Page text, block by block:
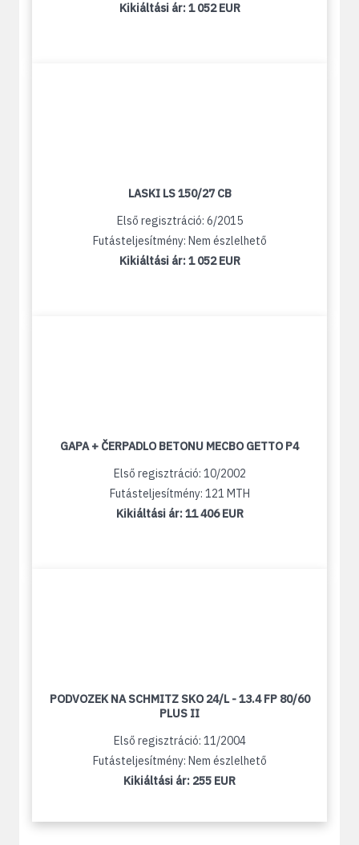
Kikiáltási ár:1 052 EUR
LASKI LS 150/27 CB
Első regisztráció: 6/2015
Futásteljesítmény: Nem észlelhető
Kikiáltási ár:1 052 EUR
GAPA + ČERPADLO BETONU MECBO GETTO P4
Első regisztráció: 10/2002
Futásteljesítmény: 121 MTH
Kikiáltási ár:11 406 EUR
PODVOZEK NA SCHMITZ SKO 24/L - 13.4 FP 80/60
PLUS II
Első regisztráció: 11/2004
Futásteljesítmény: Nem észlelhető
Kikiáltási ár: 255 EUR